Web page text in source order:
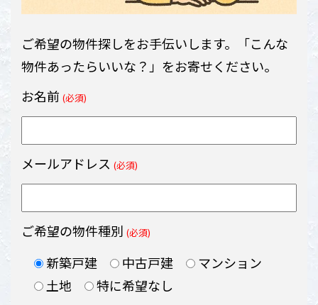
ご希望の物件探しをお手伝いします。「こんな
物件あったらいいな？」をお寄せください。
お名前 (必須)
メールアドレス (必須)
ご希望の物件種別 (必須)
新築戸建 中古戸建
マンション
土地
特に希望なし